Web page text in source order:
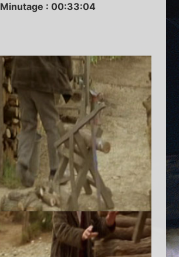
Minutage : 00:33:04